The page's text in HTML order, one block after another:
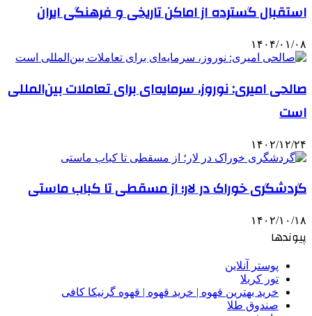
استقبال گسترده از اماکن تاریخی و فرهنگی ایران
۱۴۰۴/۰۱/۰۸
صالحی امیری: نوروز، سرمایه‌ای برای تعاملات بین‌المللی
است
۱۴۰۲/۱۲/۲۴
گردشگری خوراک در لار؛ از مسقطی تا کباب ماستی
۱۴۰۲/۱۰/۱۸
پیوندها
پوستر آنلاین
تور کربلا
خرید بهترین قهوه | خرید قهوه | قهوه گرنیکا کافی
صندوق طلا